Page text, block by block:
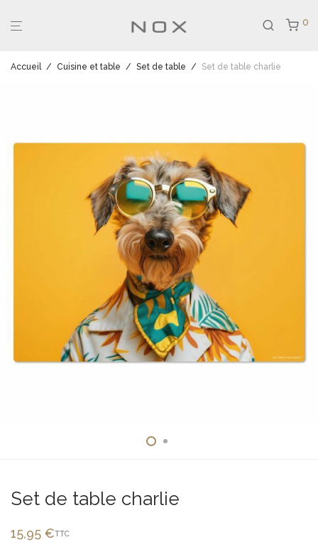
0
Accueil / Cuisine et table / Set de table / Set de table charlie
Set de table charlie
15,95 €TTC